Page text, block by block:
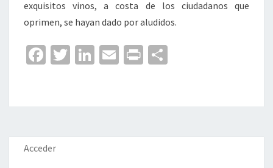
exquisitos vinos, a costa de los ciudadanos que
oprimen, se hayan dado por aludidos.
Fa
o
o
k
T
er
Li
dI
n
E
l
Pr
p
ar
Acceder